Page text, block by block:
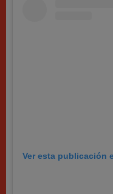
Ver esta publicación